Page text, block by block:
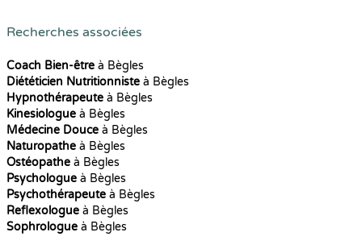
Recherches associées
Coach Bien-être à Bègles
Diététicien Nutritionniste à Bègles
Hypnothérapeute à Bègles
Kinesiologue à Bègles
Médecine Douce à Bègles
Naturopathe à Bègles
Ostéopathe à Bègles
Psychologue à Bègles
Psychothérapeute à Bègles
Reflexologue à Bègles
Sophrologue à Bègles